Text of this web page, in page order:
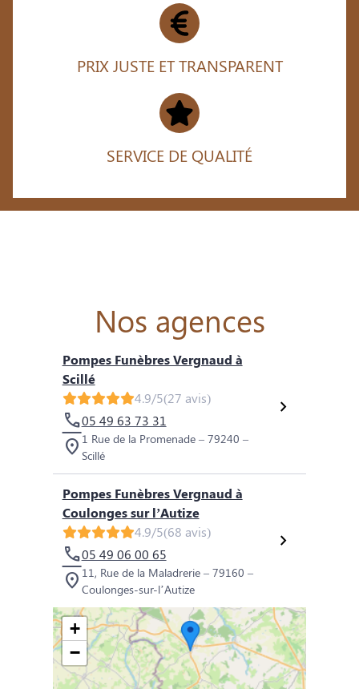
PRIX JUSTE ET TRANSPARENT
SERVICE DE QUALITÉ
Nos agences
Pompes Funèbres Vergnaud à
Scillé
4.9/5(27 avis)
05 49 63 73 31
1 Rue de la Promenade – 79240 –
Scillé
Pompes Funèbres Vergnaud à
Coulonges sur l’Autize
4.9/5(68 avis)
05 49 06 00 65
11, Rue de la Maladrerie – 79160 –
Coulonges-sur-l’Autize
+
−